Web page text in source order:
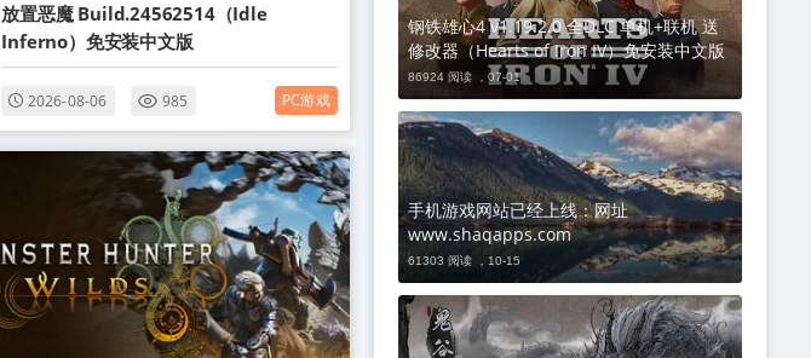
放置恶魔 Build.24562514（Idle
Inferno）免安装中文版
2026-08-06 985 PC游戏
钢铁雄心4 v1.19.2.0 全DLC 单机+联机 送
修改器（Hearts of Iron IV）免安装中文版
86924 阅读 ， 07-01
手机游戏网站已经上线：网址
www.shaqapps.com
61303 阅读 ， 10-15